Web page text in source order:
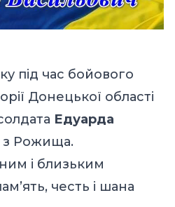
під час бойового
Донецької області
Едуарда
з Рожища.
і близьким
честь і шана